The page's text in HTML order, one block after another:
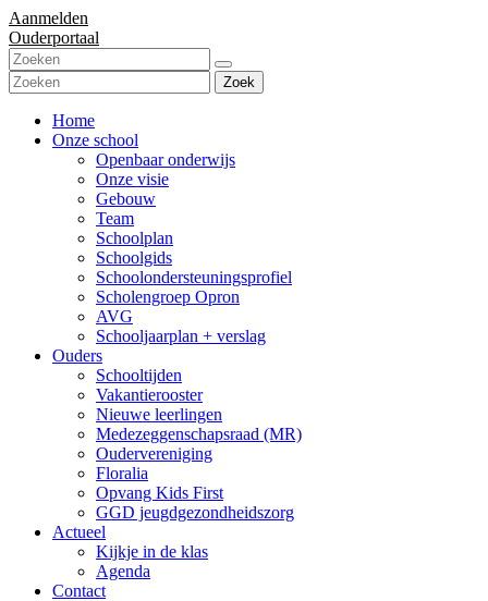
Aanmelden
Ouderportaal
Zoek
Home
Onze school
Openbaar onderwijs
Onze visie
Gebouw
Team
Schoolplan
Schoolgids
Schoolondersteuningsprofiel
Scholengroep Opron
AVG
Schooljaarplan + verslag
Ouders
Schooltijden
Vakantierooster
Nieuwe leerlingen
Medezeggenschapsraad (MR)
Oudervereniging
Floralia
Opvang Kids First
GGD jeugdgezondheidszorg
Actueel
Kijkje in de klas
Agenda
Contact